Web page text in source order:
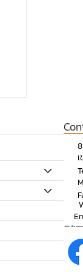
ร
Join the